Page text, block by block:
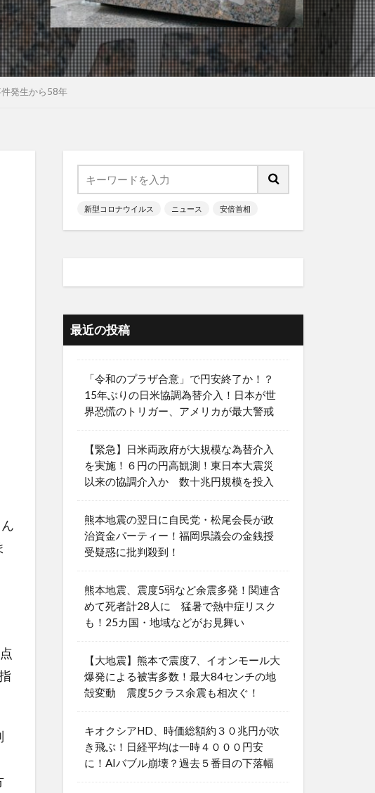
発生から58年
新型コロナウイルス ニュース 安倍首相
最近の投稿
「令和のプラザ合意」で円安終了か！？
15年ぶりの日米協調為替介入！日本が世
界恐慌のトリガー、アメリカが最大警戒
【緊急】日米両政府が大規模な為替介入
を実施！６円の円高観測！東日本大震災
以来の協調介入か 数十兆円規模を投入
熊本地震の翌日に自民党・松尾会長が政
治資金パーティー！福岡県議会の金銭授
受疑惑に批判殺到！
熊本地震、震度5弱など余震多発！関連含
めて死者計28人に 猛暑で熱中症リスク
も！25カ国・地域などがお見舞い
【大地震】熊本で震度7、イオンモール大
爆発による被害多数！最大84センチの地
殻変動 震度5クラス余震も相次ぐ！
キオクシアHD、時価総額約３０兆円が吹
き飛ぶ！日経平均は一時４０００円安
に！AIバブル崩壊？過去５番目の下落幅